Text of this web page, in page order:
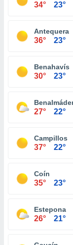
34° 23°
Antequera
36° 23°
Benahavís
30° 23°
27° 22°
Campillos
37° 22°
Coín
35° 23°
Estepona
26° 21°